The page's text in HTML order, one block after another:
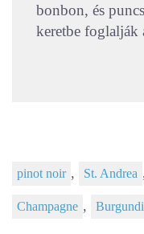
bonbon, és
keretbe foglalják
pinot noir , St. Andrea ,
Champagne ,